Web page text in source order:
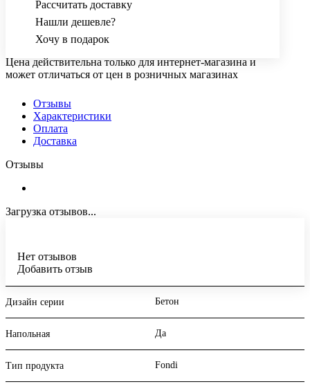
Рассчитать доставку
Нашли дешевле?
Хочу в подарок
Цена действительна только для интернет-магазина и
может отличаться от цен в розничных магазинах
Отзывы
Характеристики
Оплата
Доставка
Отзывы
Загрузка отзывов...
Нет отзывов
Добавить отзыв
Дизайн серии Бетон
Напольная Да
Тип продукта Fondi